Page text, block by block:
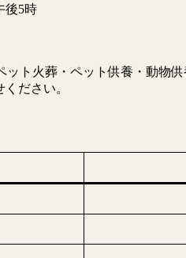
後5時
ト火葬・ペット供養・動物
ださい。